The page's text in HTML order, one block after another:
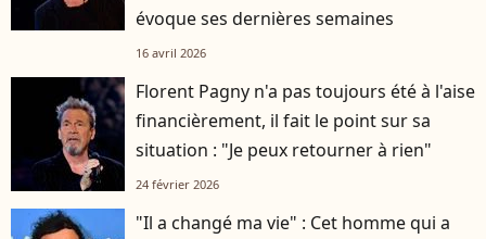
évoque ses dernières semaines
16 avril 2026
Florent Pagny n'a pas toujours été à l'aise
financièrement, il fait le point sur sa
situation : "Je peux retourner à rien"
24 février 2026
"Il a changé ma vie" : Cet homme qui a